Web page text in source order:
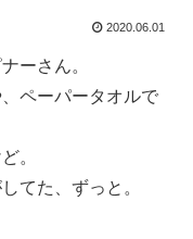
2020.06.01
ーさん。
ペーパータオルで
。
てた、ずっと。